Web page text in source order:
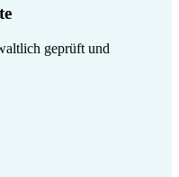
geprüft und